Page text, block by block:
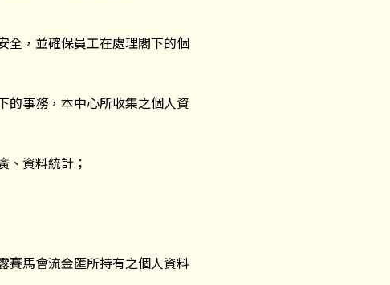
全，並確保員工在處理閣下的個
的事務，本中心所收集之個人資
、資料統計；
賽馬會流金匯所持有之個人資料